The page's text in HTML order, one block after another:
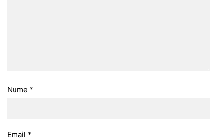
Nume *
Email *